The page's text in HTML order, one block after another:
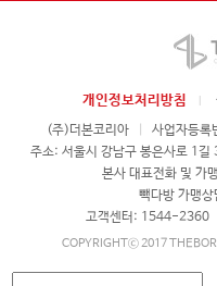
개인정보처리방침
(주)더본코리아 사업자등
주소: 서울시 강남구 봉은사로 1
본사 대표전화 및
빽다방 가맹
고객센터: 1544-2360
COPYRIGHTⓒ 2017